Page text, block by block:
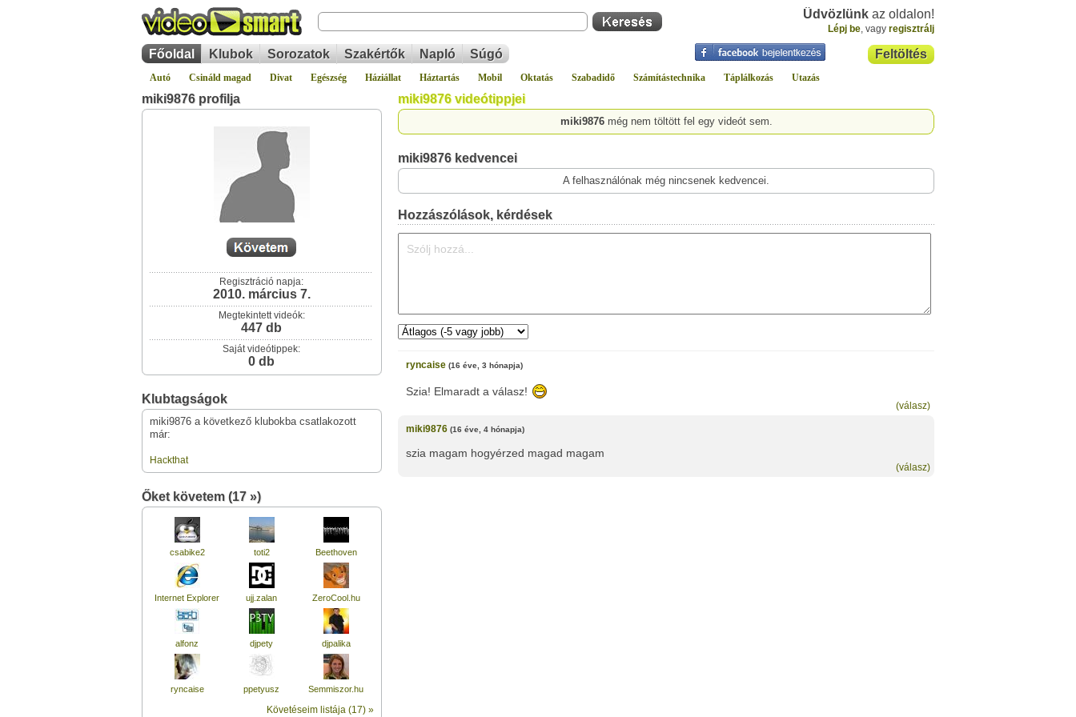
Üdvözlünk az oldalon!
Lépj be, vagy regisztrálj
Feltöltés
Főoldal Klubok Sorozatok Szakértők Napló Súgó
Autó Csináld magad Divat Egészség Háziállat Háztartás Mobil Oktatás Szabadidő Számítástechnika Táplálkozás Utazás
miki9876 profilja
Regisztráció napja:
2010. március 7.
Megtekintett videók:
447 db
Saját videótippek:
0 db
Klubtagságok
miki9876 a következő klubokba csatlakozott
már:
Hackthat
Őket követem (17 »)
csabike2 toti2 Beethoven
Internet Explorer ujj.zalan ZeroCool.hu
alfonz djpety djpalika
ryncaise ppetyusz Semmiszor.hu
Követéseim listája (17) »
miki9876 videótippjei
miki9876még nem töltött fel egy videót sem.
miki9876 kedvencei
A felhasználónak még nincsenek kedvencei.
Hozzászólások, kérdések
ryncaise (16 éve, 3 hónapja)
Szia! Elmaradt a válasz!
(válasz)
miki9876 (16 éve, 4 hónapja)
szia magam hogyérzed magad magam
(válasz)